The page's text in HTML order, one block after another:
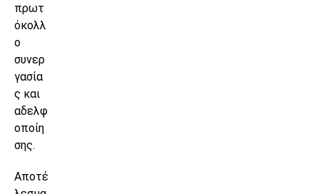
πρωτ
όκολλ
ο
συνερ
γασία
ς και
αδελφ
οποίη
σης.
Αποτέ